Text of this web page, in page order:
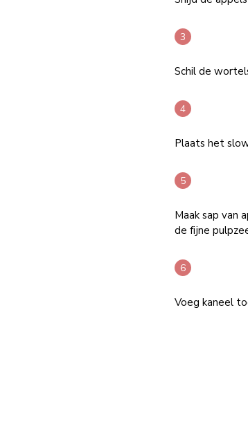
Schil de
Plaats het
Maak sap van
de fijne
Voeg kaneel